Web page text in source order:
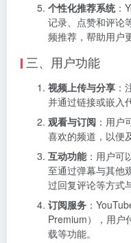
个性化推荐系统：
记录、点赞和评论
频推荐，帮助用户
三、用户功能
视频上传与分享 ：
并通过链接或嵌入
观看与订阅 ：用户
喜欢的频道，以便
互动功能：用户可
至通过弹幕与其他
过回复评论等方式
订阅服务 ：
Premium），用户
载等功能。